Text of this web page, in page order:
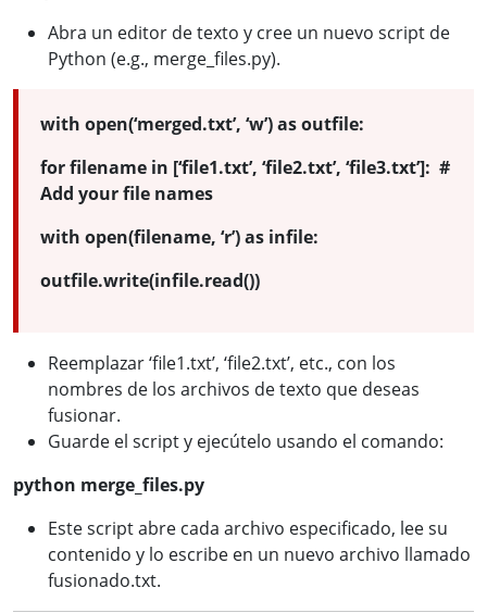
Abra un editor de texto y cree un nuevo script de
Python (e.g., merge_files.py).
with open(‘merged.txt’, ‘w’) as outfile:
for filename in [‘file1.txt’, ‘file2.txt’, ‘file3.txt’]: #
Add your file names
with open(filename, ‘r’) as infile:
outfile.write(infile.read())
Reemplazar ‘file1.txt’, ‘file2.txt’, etc., con los
nombres de los archivos de texto que deseas
fusionar.
Guarde el script y ejecútelo usando el comando:
python merge_files.py
Este script abre cada archivo especificado, lee su
contenido y lo escribe en un nuevo archivo llamado
fusionado.txt.